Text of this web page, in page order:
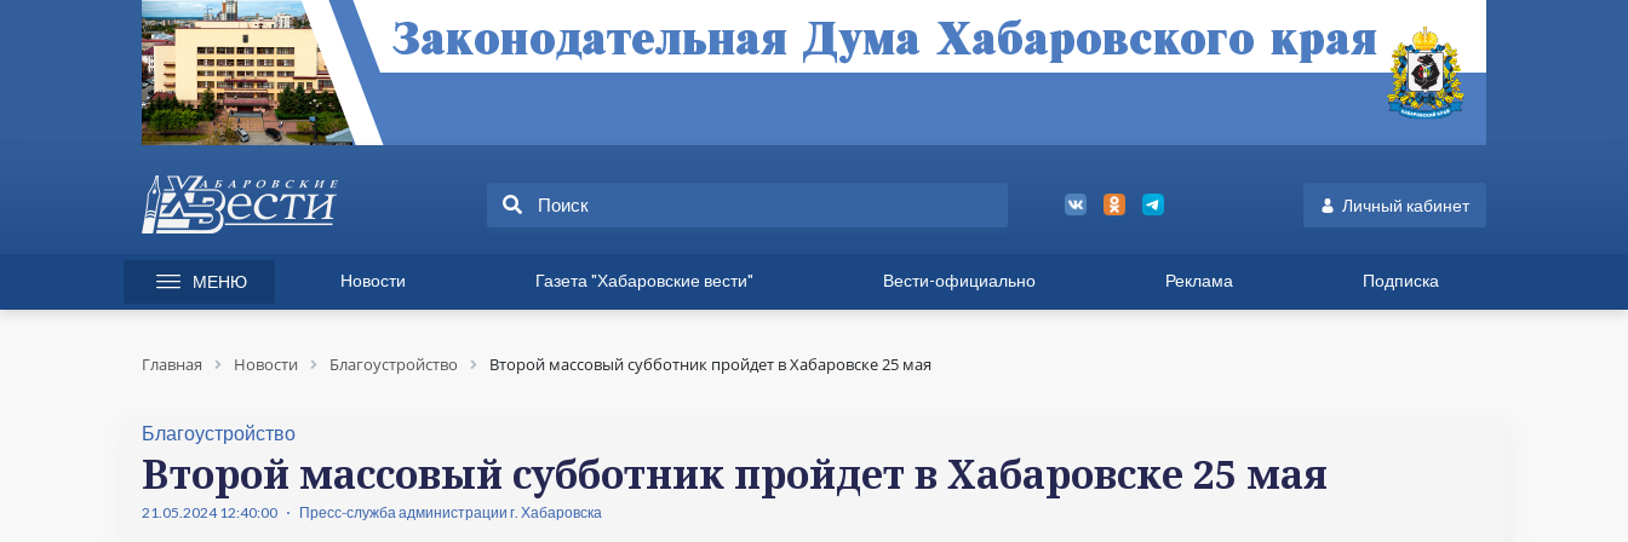
Личный кабинет
МЕНЮ Новости
Происшествия
Общество
Политика
Экономика
Газета "Хабаровские вести"
Экономика
Культура
Информация для хабаровчан
Горячая линия
Вести-официально Реклама Подписка
Главная Новости Благоустройство Второй массовый субботник пройдет в Хабаровске 25 мая
Благоустройство
Второй массовый субботник пройдет в Хабаровске 25 мая
21.05.2024 12:40:00 Пресс-служба администрации г. Хабаровска